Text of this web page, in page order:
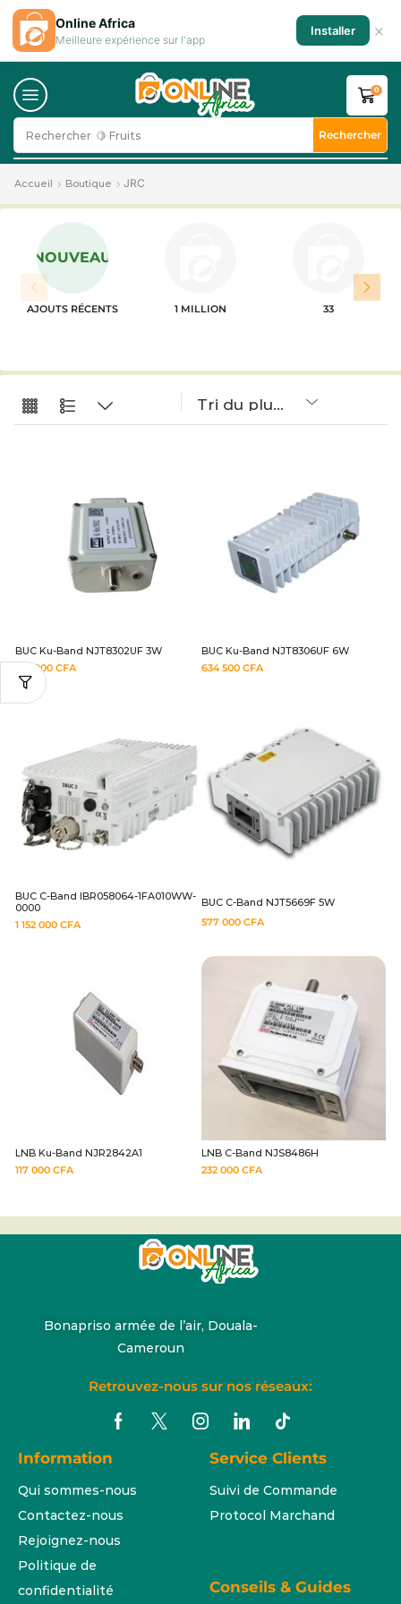
Rechercher 🍋 Fruits Rechercher
0
Accueil Boutique JRC
NOUVEAU
AJOUTS RÉCENTS 1 MILLION 33
BUC Ku-Band NJT8302UF 3W
232 000 CFA
BUC Ku-Band NJT8306UF 6W
634 500 CFA
BUC C-Band IBR058064-1FA010WW-
0000
1 152 000 CFA
BUC C-Band NJT5669F 5W
577 000 CFA
LNB Ku-Band NJR2842A1
117 000 CFA
LNB C-Band NJS8486H
232 000 CFA
Bonapriso armée de l’air, Douala-
Cameroun
Retrouvez-nous sur nos réseaux:
Information
Qui sommes-nous
Contactez-nous
Rejoignez-nous
Politique de
confidentialité
Service Clients
Suivi de Commande
Protocol Marchand
Conseils & Guides
Online Africa
Meilleure expérience sur l'app
Installer ×